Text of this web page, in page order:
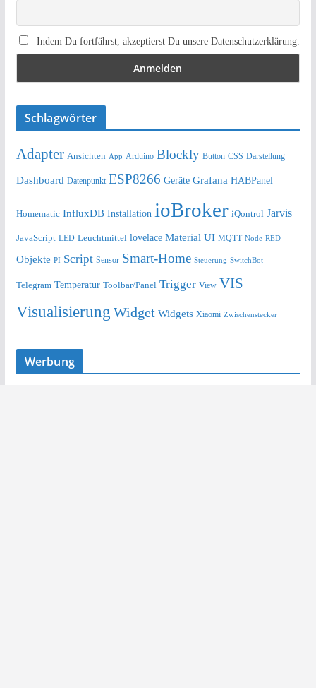
Indem Du fortfährst, akzeptierst Du unsere Datenschutzerklärung.
Schlagwörter
Adapter Ansichten App Arduino Blockly Button CSS Darstellung
Dashboard Datenpunkt ESP8266 Geräte Grafana HABPanel
Homematic InfluxDB Installation ioBroker iQontrol Jarvis
JavaScript LED Leuchtmittel lovelace Material UI MQTT Node-RED
Objekte PI Script Sensor Smart-Home Steuerung SwitchBot
Telegram Temperatur Toolbar/Panel Trigger View VIS
Visualisierung Widget Widgets Xiaomi Zwischenstecker
Werbung